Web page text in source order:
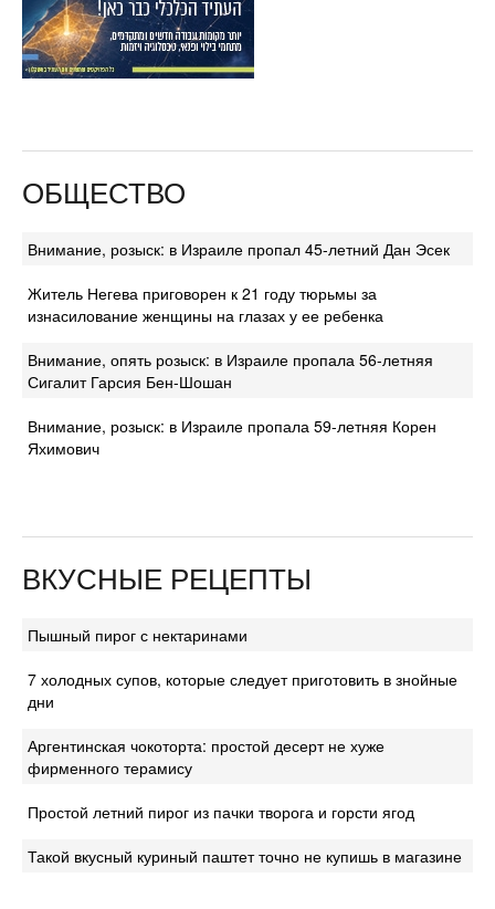
ОБЩЕСТВО
Внимание, розыск: в Израиле пропал 45-летний Дан Эсек
Житель Негева приговорен к 21 году тюрьмы за
изнасилование женщины на глазах у ее ребенка
Внимание, опять розыск: в Израиле пропала 56-летняя
Сигалит Гарсия Бен-Шошан
Внимание, розыск: в Израиле пропала 59-летняя Корен
Яхимович
ВКУСНЫЕ РЕЦЕПТЫ
Пышный пирог с нектаринами
7 холодных супов, которые следует приготовить в знойные
дни
Аргентинская чокоторта: простой десерт не хуже
фирменного терамису
Простой летний пирог из пачки творога и горсти ягод
Такой вкусный куриный паштет точно не купишь в магазине